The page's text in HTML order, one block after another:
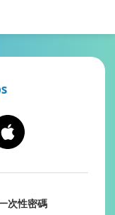
次性密碼